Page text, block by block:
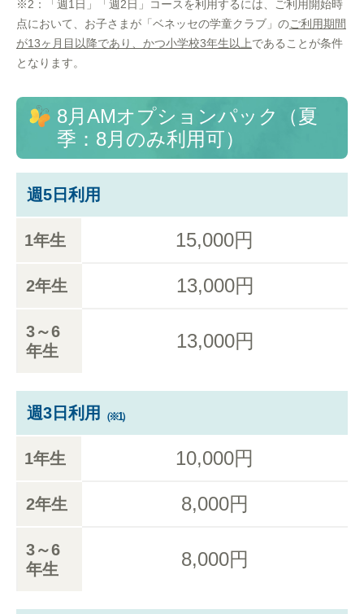
※2：「週1日」「週2日」コースを利用するには、ご利用開始時
点において、お子さまが「ベネッセの学童クラブ」のご利用期間
が13ヶ月目以降であり、かつ小学校3年生以上であることが条件
となります。
8月AMオプションパック（夏
季：8月のみ利用可）
週5日利用
1年生 15,000円
2年生 13,000円
3～6
年生
13,000円
週3日利用 （※1）
1年生 10,000円
2年生 8,000円
3～6
年生
8,000円